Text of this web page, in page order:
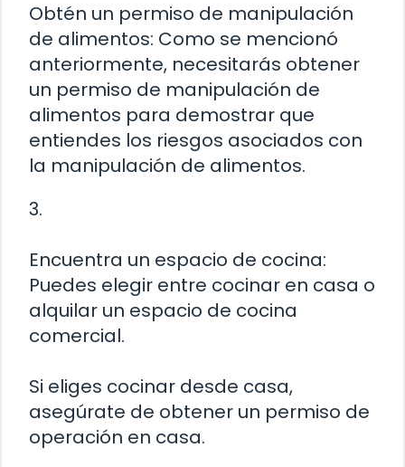
Obtén un permiso de manipulación
de alimentos: Como se mencionó
anteriormente, necesitarás obtener
un permiso de manipulación de
alimentos para demostrar que
entiendes los riesgos asociados con
la manipulación de alimentos.
3.
Encuentra un espacio de cocina:
Puedes elegir entre cocinar en casa o
alquilar un espacio de cocina
comercial.
Si eliges cocinar desde casa,
asegúrate de obtener un permiso de
operación en casa.